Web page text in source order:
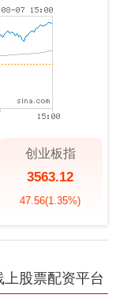
创业板指
3563.12
47.56(1.35%)
股票配资平台